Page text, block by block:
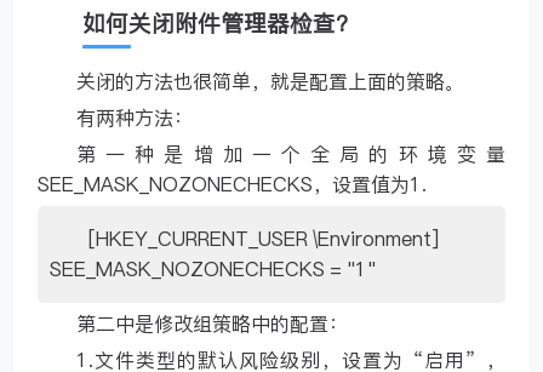
如何关闭附件管理器检查？
关闭的方法也很简单，就是配置上面的策略。
有两种方法：
第一种是增加一个全局的环境变量
SEE_MASK_NOZONECHECKS，设置值为1.
[HKEY_CURRENT_USER \Environment]
SEE_MASK_NOZONECHECKS = "1"
第二中是修改组策略中的配置：
1.文件类型的默认风险级别，设置为“启用”，